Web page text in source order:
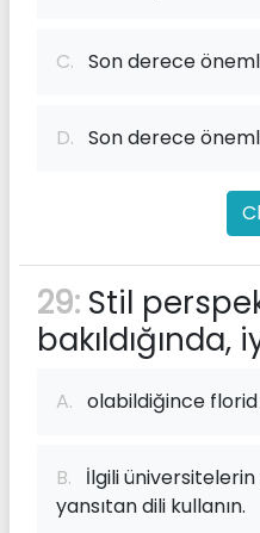
C. Son derece
D. Son derece
29: Stil
bakıldığında,
A. olabildiğince
B. İlgili
yansıtan dili kullanın.